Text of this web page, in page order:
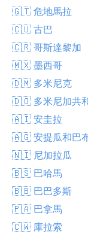
🇬🇹 危地馬拉
🇨🇺 古巴
🇨🇷 哥斯達黎加
🇲🇽 墨西哥
🇩🇲 多米尼克
🇩🇴 多米尼加共
🇦🇮 安圭拉
🇦🇬 安提瓜和巴
🇳🇮 尼加拉瓜
🇧🇸 巴哈馬
🇧🇧 巴巴多斯
🇵🇦 巴拿馬
🇨🇼 庫拉索